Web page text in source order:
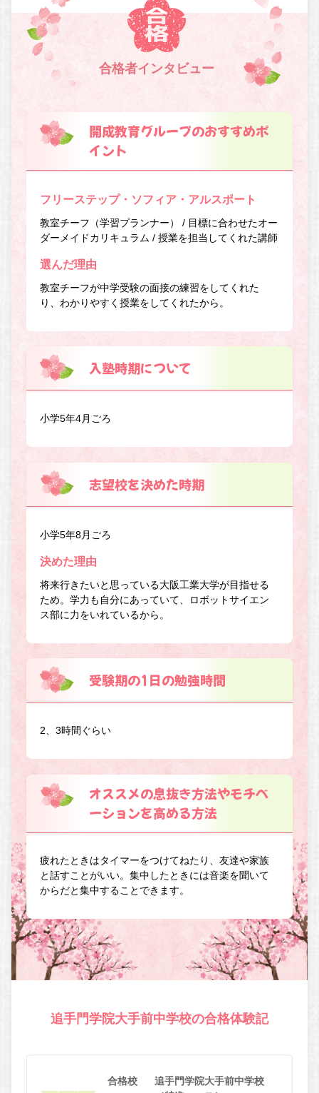
合格者インタビュー
開成教育グループのおすすめポ
イント
フリーステップ・ソフィア・アルスポート
教室チーフ（学習プランナー） / 目標に合わせたオー
ダーメイドカリキュラム / 授業を担当してくれた講師
選んだ理由
教室チーフが中学受験の面接の練習をしてくれた
り、わかりやすく授業をしてくれたから。
入塾時期について
小学5年4月ごろ
志望校を決めた時期
小学5年8月ごろ
決めた理由
将来行きたいと思っている大阪工業大学が目指せる
ため。学力も自分にあっていて、ロボットサイエン
ス部に力をいれているから。
受験期の1日の勉強時間
2、3時間ぐらい
オススメの息抜き方法やモチベ
ーションを高める方法
疲れたときはタイマーをつけてねたり、友達や家族
と話すことがいい。集中したときには音楽を聞いて
からだと集中することできます。
追手門学院大手前中学校の合格体験記
合格校
追手門学院大手前中学校